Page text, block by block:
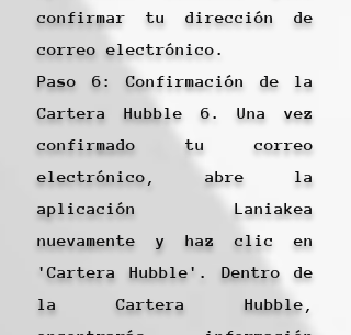
confirmar tu dirección de
correo electrónico.
Paso 6: Confirmación de la
Cartera Hubble 6. Una vez
confirmado tu correo
electrónico, abre la
aplicación Laniakea
nuevamente y haz clic en
'Cartera Hubble'. Dentro de
la Cartera Hubble,